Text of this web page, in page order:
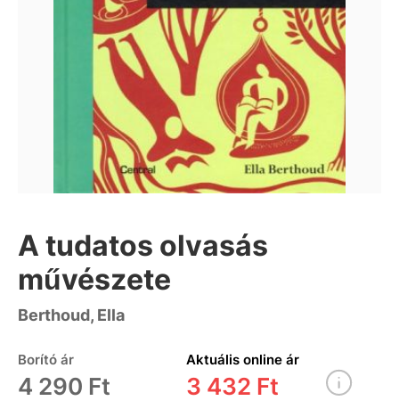
A tudatos olvasás
művészete
Berthoud, Ella
Borító ár
4 290 Ft
Aktuális online ár
3 432 Ft